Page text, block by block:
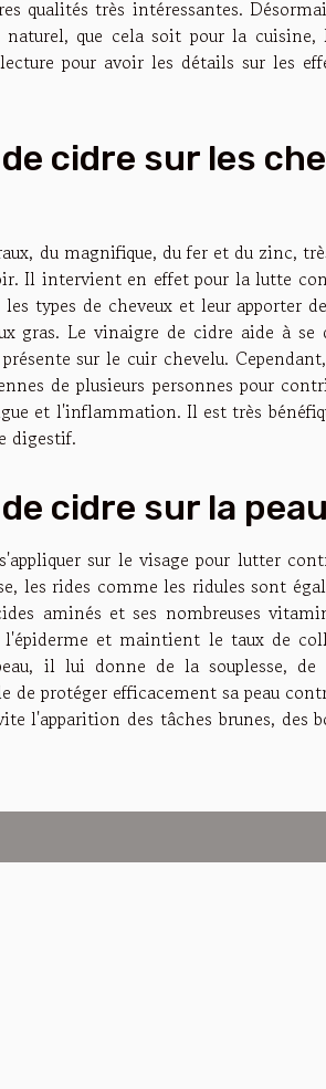
qualités très intéressantes.
que cela soit pour la cuisine,
pour avoir les détails sur les
cidre sur les
du magnifique, du fer et du zinc,
Il intervient en effet pour la lutte
types de cheveux et leur apporter
gras. Le vinaigre de cidre aide à se
sur le cuir chevelu.
de plusieurs personnes pour
et l'inflammation. Il est très
digestif.
cidre sur la peau
sur le visage pour lutter
les rides comme les ridules sont
aminés et ses nombreuses
et maintient le taux de
il lui donne de la souplesse,
de protéger efficacement sa peau
l'apparition des tâches brunes, des